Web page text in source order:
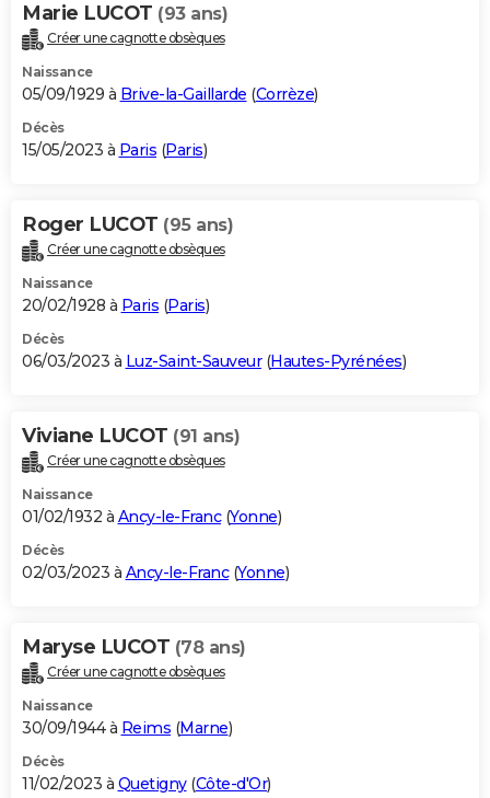
Marie LUCOT (93 ans)
Créer une cagnotte obsèques
Naissance
05/09/1929 à Brive-la-Gaillarde (Corrèze)
Décès
15/05/2023 à Paris (Paris)
Roger LUCOT (95 ans)
Créer une cagnotte obsèques
Naissance
20/02/1928 à Paris (Paris)
Décès
06/03/2023 à Luz-Saint-Sauveur(Hautes-Pyrénées)
Viviane LUCOT (91 ans)
Créer une cagnotte obsèques
Naissance
01/02/1932 à Ancy-le-Franc(Yonne)
Décès
02/03/2023 à Ancy-le-Franc(Yonne)
Maryse LUCOT (78 ans)
Créer une cagnotte obsèques
Naissance
30/09/1944 à Reims (Marne)
Décès
11/02/2023 à Quetigny(Côte-d'Or)